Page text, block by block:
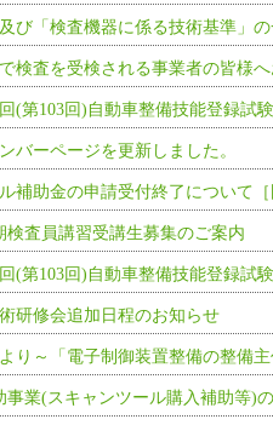
及び「検査機器に係る技術基準」
検査を受検される事業者の皆様
(第103回)自動車整備技能登録試
バーページを更新しました。
補助金の申請受付終了について
検査員講習受講生募集のご案内
(第103回)自動車整備技能登録試
研修会追加日程のお知らせ
り～「電子制御装置整備の整備
事業(スキャンツール購入補助等)